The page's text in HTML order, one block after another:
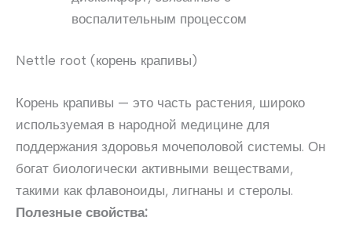
воспалительным процессом
Nettle root (корень крапивы)
Корень крапивы — это часть растения, широко
используемая в народной медицине для
поддержания здоровья мочеполовой системы. Он
богат биологически активными веществами,
такими как флавоноиды, лигнаны и стеролы.
Полезные свойства: